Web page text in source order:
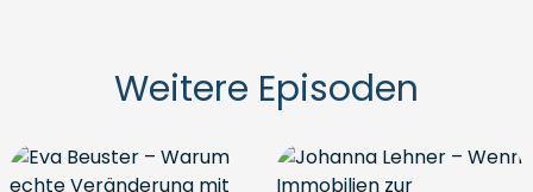
Weitere Episoden